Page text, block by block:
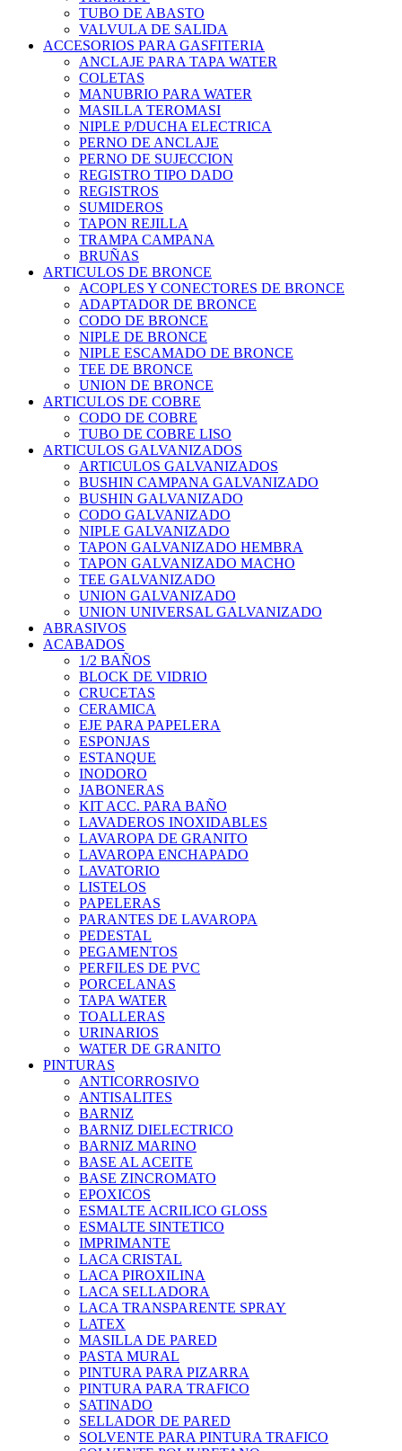
TUBO DE ABASTO
VALVULA DE SALIDA
ACCESORIOS PARA GASFITERIA
ANCLAJE PARA TAPA WATER
COLETAS
MANUBRIO PARA WATER
MASILLA TEROMASI
NIPLE P/DUCHA ELECTRICA
PERNO DE ANCLAJE
PERNO DE SUJECCION
REGISTRO TIPO DADO
REGISTROS
SUMIDEROS
TAPON REJILLA
TRAMPA CAMPANA
BRUÑAS
ARTICULOS DE BRONCE
ACOPLES Y CONECTORES DE BRONCE
ADAPTADOR DE BRONCE
CODO DE BRONCE
NIPLE DE BRONCE
NIPLE ESCAMADO DE BRONCE
TEE DE BRONCE
UNION DE BRONCE
ARTICULOS DE COBRE
CODO DE COBRE
TUBO DE COBRE LISO
ARTICULOS GALVANIZADOS
ARTICULOS GALVANIZADOS
BUSHIN CAMPANA GALVANIZADO
BUSHIN GALVANIZADO
CODO GALVANIZADO
NIPLE GALVANIZADO
TAPON GALVANIZADO HEMBRA
TAPON GALVANIZADO MACHO
TEE GALVANIZADO
UNION GALVANIZADO
UNION UNIVERSAL GALVANIZADO
ABRASIVOS
ACABADOS
1/2 BAÑOS
BLOCK DE VIDRIO
CRUCETAS
CERAMICA
EJE PARA PAPELERA
ESPONJAS
ESTANQUE
INODORO
JABONERAS
KIT ACC. PARA BAÑO
LAVADEROS INOXIDABLES
LAVAROPA DE GRANITO
LAVAROPA ENCHAPADO
LAVATORIO
LISTELOS
PAPELERAS
PARANTES DE LAVAROPA
PEDESTAL
PEGAMENTOS
PERFILES DE PVC
PORCELANAS
TAPA WATER
TOALLERAS
URINARIOS
WATER DE GRANITO
PINTURAS
ANTICORROSIVO
ANTISALITES
BARNIZ
BARNIZ DIELECTRICO
BARNIZ MARINO
BASE AL ACEITE
BASE ZINCROMATO
EPOXICOS
ESMALTE ACRILICO GLOSS
ESMALTE SINTETICO
IMPRIMANTE
LACA CRISTAL
LACA PIROXILINA
LACA SELLADORA
LACA TRANSPARENTE SPRAY
LATEX
MASILLA DE PARED
PASTA MURAL
PINTURA PARA PIZARRA
PINTURA PARA TRAFICO
SATINADO
SELLADOR DE PARED
SOLVENTE PARA PINTURA TRAFICO